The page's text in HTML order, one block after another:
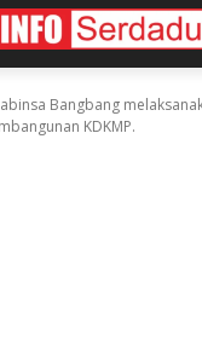
Bangbang
KDKMP.